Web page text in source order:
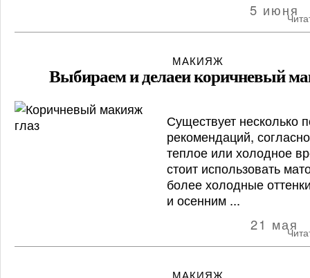
5 июня
МАКИЯЖ
Выбираем и делаеи коричневый
Существует несколько
рекомендаций,
теплое или холодное
стоит использовать
более холодные
и осенним ...
21 мая
МАКИЯЖ